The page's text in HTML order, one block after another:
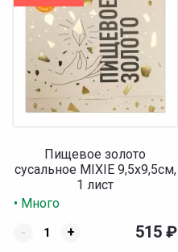
Пищевое золото
сусальное MIXIE 9,5х9,5см,
1 лист
• Много
-
+ 515 ₽